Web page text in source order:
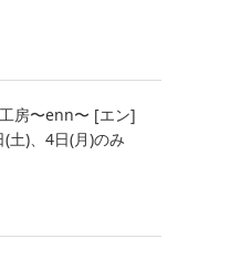
房〜enn〜 [エン]
土)、4日(月)のみ